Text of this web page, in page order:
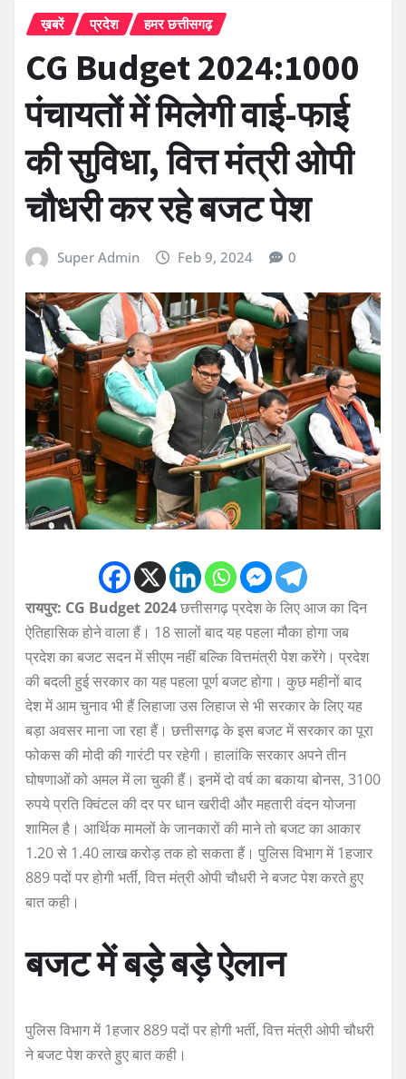
ख़बरें प्रदेश हमर छत्तीसगढ़
CG Budget 2024:1000
पंचायतों में मिलेगी वाई-फाई
की सुविधा, वित्त मंत्री ओपी
चौधरी कर रहे बजट पेश
Super Admin Feb 9, 2024 0
रायपुर: CG Budget 2024छत्तीसगढ़ प्रदेश के लिए आज का दिन
ऐतिहासिक होने वाला हैं। 18 सालों बाद यह पहला मौका होगा जब
प्रदेश का बजट सदन में सीएम नहीं बल्कि वित्तमंत्री पेश करेंगे। प्रदेश
की बदली हुई सरकार का यह पहला पूर्ण बजट होगा। कुछ महीनों बाद
देश में आम चुनाव भी हैं लिहाजा उस लिहाज से भी सरकार के लिए यह
बड़ा अवसर माना जा रहा हैं। छत्तीसगढ़ के इस बजट में सरकार का पूरा
फोकस की मोदी की गारंटी पर रहेगी। हालांकि सरकार अपने तीन
घोषणाओं को अमल में ला चुकी हैं। इनमें दो वर्ष का बकाया बोनस, 3100
रुपये प्रति क्विंटल की दर पर धान खरीदी और महतारी वंदन योजना
शामिल है। आर्थिक मामलों के जानकारों की माने तो बजट का आकार
1.20 से 1.40 लाख करोड़ तक हो सकता हैं। पुलिस विभाग में 1हजार
889 पदों पर होगी भर्ती, वित्त मंत्री ओपी चौधरी ने बजट पेश करते हुए
बात कही।
बजट में बड़े बड़े ऐलान
पुलिस विभाग में 1हजार 889 पदों पर होगी भर्ती, वित्त मंत्री ओपी चौधरी
ने बजट पेश करते हुए बात कही।